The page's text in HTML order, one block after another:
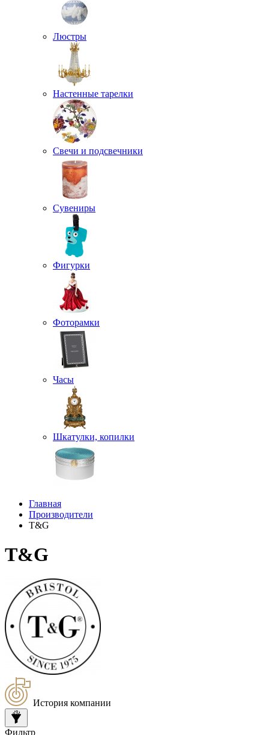
Люстры
Настенные тарелки
Свечи и подсвечники
Сувениры
Фигурки
Фоторамки
Часы
Шкатулки, копилки
Главная
Производители
T&G
T&G
История компании
Фильтр